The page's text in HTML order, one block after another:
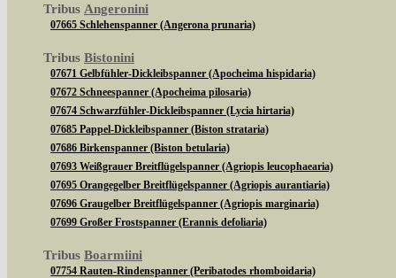
Tribus Angeronini
07665 Schlehenspanner (Angerona prunaria)
Tribus Bistonini
07671 Gelbfühler-Dickleibspanner (Apocheima hispidaria)
07672 Schneespanner (Apocheima pilosaria)
07674 Schwarzfühler-Dickleibspanner (Lycia hirtaria)
07685 Pappel-Dickleibspanner (Biston strataria)
07686 Birkenspanner (Biston betularia)
07693 Weißgrauer Breitflügelspanner (Agriopis leucophaearia)
07695 Orangegelber Breitflügelspanner (Agriopis aurantiaria)
07696 Graugelber Breitflügelspanner (Agriopis marginaria)
07699 Großer Frostspanner (Erannis defoliaria)
Tribus Boarmiini
07754 Rauten-Rindenspanner (Peribatodes rhomboidaria)